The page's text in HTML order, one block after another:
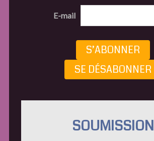
E-mail
S’ABONNER
SE DÉSABONNER
SOUMISSION